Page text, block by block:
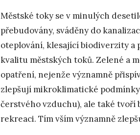
Městské toky se v minulých
přebudovány, sváděny do
oteplování, klesající biodiverzity
kvalitu městských toků. Zelené a
opatření, nejenže významně
zlepšují mikroklimatické
čerstvého vzduchu), ale také
rekreaci. Tím vším významně